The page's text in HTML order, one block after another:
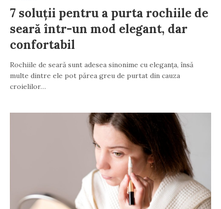
7 soluții pentru a purta rochiile de
seară într-un mod elegant, dar
confortabil
Rochiile de seară sunt adesea sinonime cu eleganța, însă
multe dintre ele pot părea greu de purtat din cauza
croielilor…